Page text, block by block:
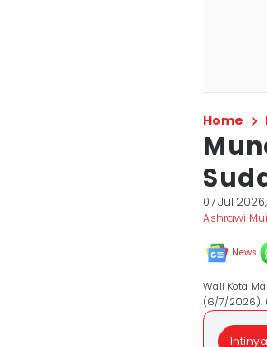
Home
07 Jul 2026,
Ashrawi
News
Wali Kota
(6/7/2026).